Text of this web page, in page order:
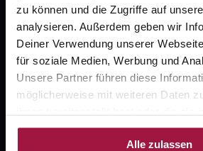
zu können und die Zugriffe auf
analysieren. Außerdem geben wir
Deiner Verwendung unserer
für soziale Medien, Werbung und
Unsere Partner führen diese
möglicherweise mit weiteren Daten
Nutzung der Dienste gesammelt
Alle zulassen
Barrierefreiheitserklärung
PAYBACK
gesund-versorger.de
Sanitätshäuser
Datenschutz